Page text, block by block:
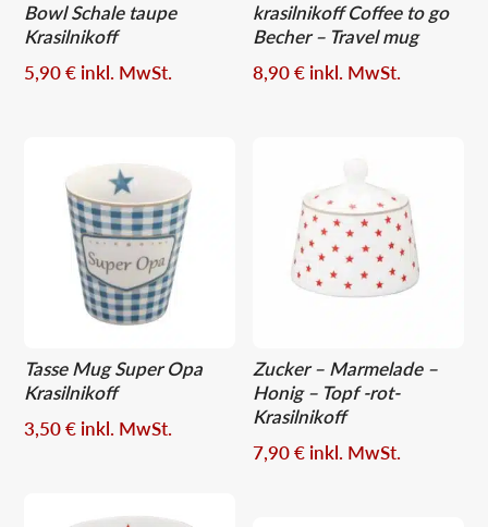
Bowl Schale taupe
Krasilnikoff
5,90€ inkl. MwSt.
krasilnikoff Coffee to go
Becher – Travel mug
8,90€ inkl. MwSt.
Tasse Mug Super Opa
Krasilnikoff
3,50€ inkl. MwSt.
Zucker – Marmelade –
Honig – Topf -rot-
Krasilnikoff
7,90€ inkl. MwSt.